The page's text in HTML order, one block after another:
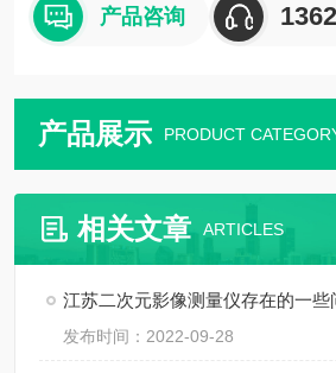
产品咨询
产品展示 PRODUCT
相关文章 ARTICLES
江苏二次元影像测量仪存在的一些
发布时间：2022-09-28